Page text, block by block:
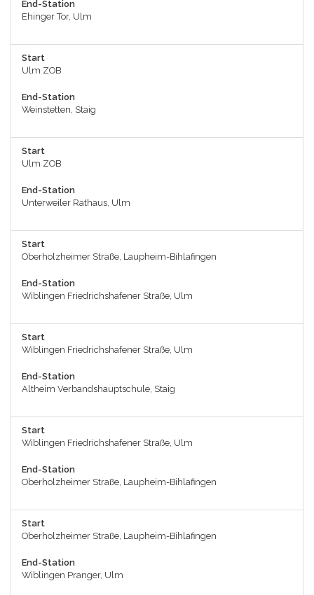
End-Station
Ehinger Tor, Ulm
Start
Ulm ZOB
End-Station
Weinstetten, Staig
Start
Ulm ZOB
End-Station
Unterweiler Rathaus, Ulm
Start
Oberholzheimer Straße, Laupheim-Bihlafingen
End-Station
Wiblingen Friedrichshafener Straße, Ulm
Start
Wiblingen Friedrichshafener Straße, Ulm
End-Station
Altheim Verbandshauptschule, Staig
Start
Wiblingen Friedrichshafener Straße, Ulm
End-Station
Oberholzheimer Straße, Laupheim-Bihlafingen
Start
Oberholzheimer Straße, Laupheim-Bihlafingen
End-Station
Wiblingen Pranger, Ulm